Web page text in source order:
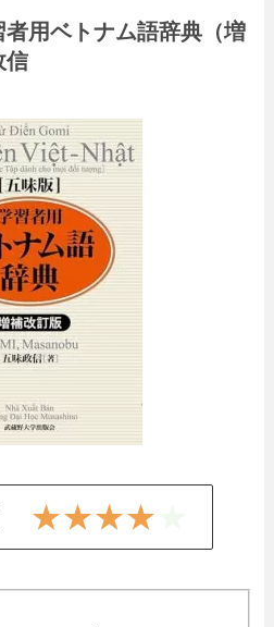
用ベトナム語辞典（増
信
★★★★